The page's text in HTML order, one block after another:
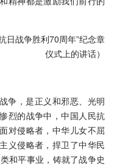
日战争胜利70周年”纪念章
仪式上的讲话）
争，是正义和邪恶、光明
烈的战争中，中国人民抗
对侵略者，中华儿女不屈
义侵略者，捍卫了中华民
和平事业，铸就了战争史